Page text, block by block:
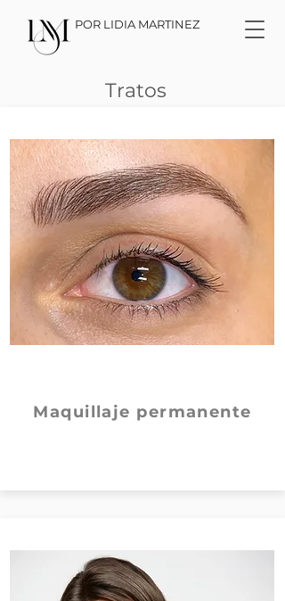
POR LIDIA MARTINEZ
Tratos
Maquillaje permanente